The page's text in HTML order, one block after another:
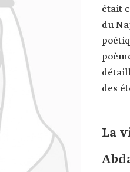
était
du
des
La